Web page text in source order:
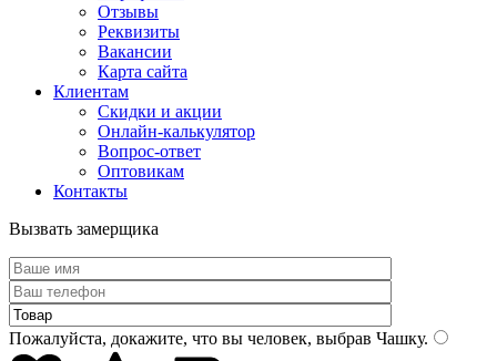
Отзывы
Реквизиты
Вакансии
Карта сайта
Клиентам
Скидки и акции
Онлайн-калькулятор
Вопрос-ответ
Оптовикам
Контакты
Вызвать замерщика
Пожалуйста, докажите, что вы человек, выбрав Чашку.